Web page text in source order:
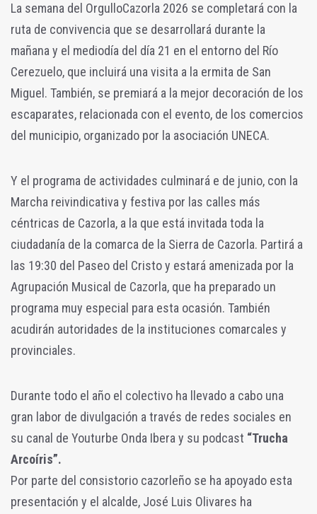
La semana del OrgulloCazorla 2026 se completará con la
ruta de convivencia que se desarrollará durante la
mañana y el mediodía del día 21 en el entorno del Río
Cerezuelo, que incluirá una visita a la ermita de San
Miguel. También, se premiará a la mejor decoración de los
escaparates, relacionada con el evento, de los comercios
del municipio, organizado por la asociación UNECA.
Y el programa de actividades culminará e de junio, con la
Marcha reivindicativa y festiva por las calles más
céntricas de Cazorla, a la que está invitada toda la
ciudadanía de la comarca de la Sierra de Cazorla. Partirá a
las 19:30 del Paseo del Cristo y estará amenizada por la
Agrupación Musical de Cazorla, que ha preparado un
programa muy especial para esta ocasión. También
acudirán autoridades de la instituciones comarcales y
provinciales.
Durante todo el año el colectivo ha llevado a cabo una
gran labor de divulgación a través de redes sociales en
su canal de Youturbe Onda Ibera y su podcast “Trucha
Arcoíris”.
Por parte del consistorio cazorleño se ha apoyado esta
presentación y el alcalde, José Luis Olivares ha